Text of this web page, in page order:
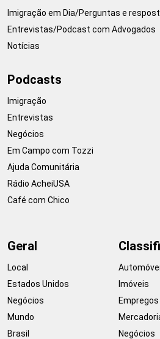
Imigração em Dia/Perguntas e
Entrevistas/Podcast com Advogados
Notícias
Podcasts
Imigração
Entrevistas
Negócios
Em Campo com Tozzi
Ajuda Comunitária
Rádio AcheiUSA
Café com Chico
Geral
Local
Estados Unidos
Negócios
Mundo
Brasil
Imóveis
Empregos
Negócios